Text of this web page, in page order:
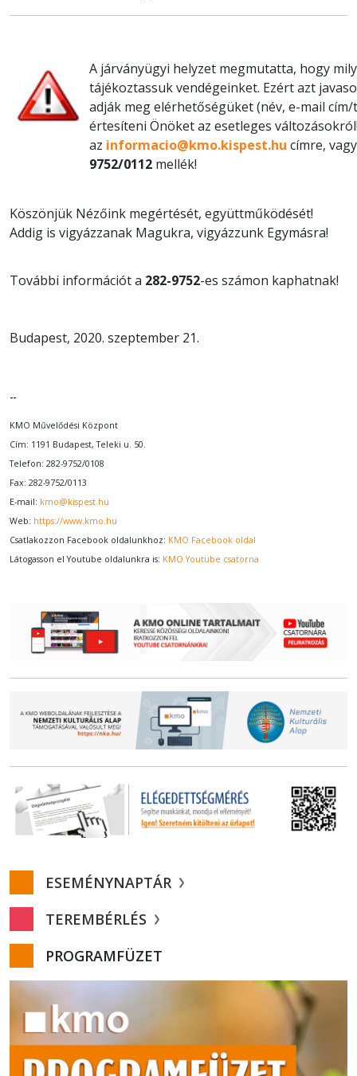
A járványügyi helyzet megmutatta, hogy
tájékoztassuk vendégeinket. Ezért azt
adják meg elérhetőségüket (név, e-mail
értesíteni Önöket az esetleges
az informacio@kmo.kispest.hu címre,
9752/0112 mellék!
Köszönjük Nézőink megértését, együttműködését!
Addig is vigyázzanak Magukra, vigyázzunk Egymásra!
További információt a 282-9752-es számon kaphatnak!
Budapest, 2020. szeptember 21.
--
KMO Művelődési Központ
Cím: 1191 Budapest, Teleki u. 50.
Telefon: 282-9752/0108
Fax: 282-9752/0113
E-mail: kmo@kispest.hu
Web: https://www.kmo.hu
Csatlakozzon Facebook oldalunkhoz: KMO Facebook oldal
Látogasson el Youtube oldalunkra is: KMO Youtube csatorna
ESEMÉNYNAPTÁR
TEREMBÉRLÉS
PROGRAMFÜZET